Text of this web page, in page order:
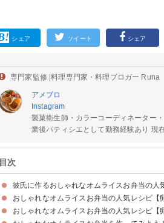
シェア ツイート シェア
専門家監修 |料理専門家・料理ブロガー Runa
アメブロ
Instagram
製菓衛生師・カラーコーディネーター
業後パティシエとして勤務経験あり 現
目次
彼氏に作るおしゃれなオムライスお弁当の人
おしゃれなオムライスお弁当の人気レシピ【
①オムライスで作る！かわいいキャラ弁
②クリスマスプレゼント風オムライスお弁当
③不器用でもおしゃれに！水玉オムライスお弁当
④愛情いっぱいオムライスお弁当
⑤ラップで包むだけ！手まりオムライスお弁当
⑥おしゃれな編み込みオムライスお弁当
⑦華やかな見た目に！あみあみオムライスお弁当
⑧ハートのオムライスお弁当
⑨レトルトのミートソースで！簡単オムライスお
⑩ハートケチャップソースのオムライスお弁当
⑪ハロウィン風オムライスおにぎりお弁当
⑫海苔でおしゃれに！水玉オムライスお弁当
⑬ケチャップトマトのオムライスお弁当
おしゃれなオムライスお弁当の人気レシピ【